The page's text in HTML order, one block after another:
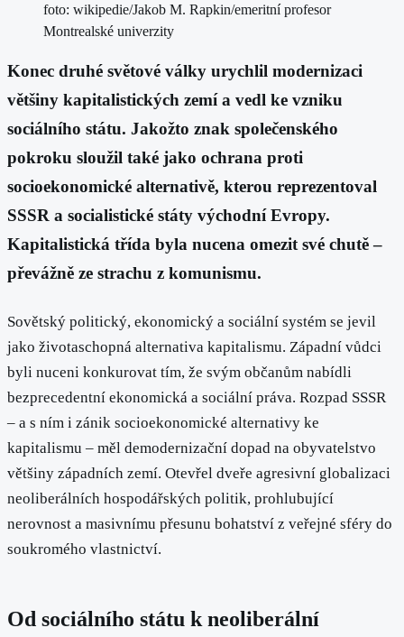
foto: wikipedie/Jakob M. Rapkin/emeritní profesor
Montrealské univerzity
Konec druhé světové války urychlil modernizaci
většiny kapitalistických zemí a vedl ke vzniku
sociálního státu. Jakožto znak společenského
pokroku sloužil také jako ochrana proti
socioekonomické alternativě, kterou reprezentoval
SSSR a socialistické státy východní Evropy.
Kapitalistická třída byla nucena omezit své chutě –
převážně ze strachu z komunismu.
Sovětský politický, ekonomický a sociální systém se jevil
jako životaschopná alternativa kapitalismu. Západní vůdci
byli nuceni konkurovat tím, že svým občanům nabídli
bezprecedentní ekonomická a sociální práva. Rozpad SSSR
– a s ním i zánik socioekonomické alternativy ke
kapitalismu – měl demodernizační dopad na obyvatelstvo
většiny západních zemí. Otevřel dveře agresivní globalizaci
neoliberálních hospodářských politik, prohlubující
nerovnost a masivnímu přesunu bohatství z veřejné sféry do
soukromého vlastnictví.
Od sociálního státu k neoliberální